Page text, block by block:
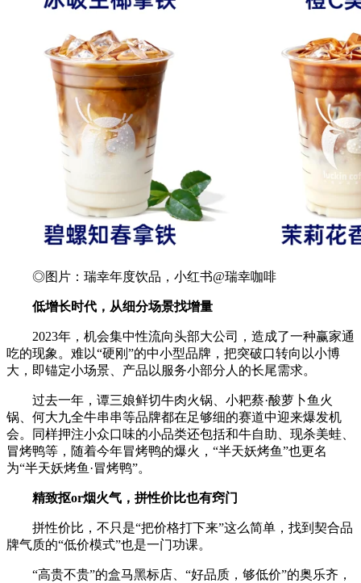
◎图片：瑞幸年度饮品，小红书@瑞幸咖啡
低增长时代，从细分场景找增量
2023年，机会集中性流向头部大公司，造成了一种赢家通
吃的现象。难以“硬刚”的中小型品牌，把突破口转向以小博
大，即锚定小场景、产品以服务小部分人的长尾需求。
过去一年，谭三娘鲜切牛肉火锅、小耙蔡·酸萝卜鱼火
锅、何大九全牛串串等品牌都在足够细的赛道中迎来爆发机
会。同样押注小众口味的小品类还包括和牛自助、现杀美蛙、
冒烤鸭等，随着今年冒烤鸭的爆火，“半天妖烤鱼”也更名
为“半天妖烤鱼·冒烤鸭”。
精致抠or烟火气，拼性价比也有窍门
拼性价比，不只是“把价格打下来”这么简单，找到契合品
牌气质的“低价模式”也是一门功课。
“高贵不贵”的盒马黑标店、“好品质，够低价”的奥乐齐，